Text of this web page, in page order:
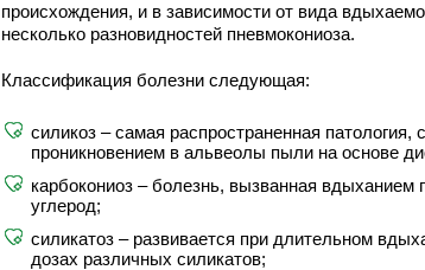
происхождения, и в зависимости от вида
несколько разновидностей пневмокониоза.
Классификация болезни следующая:
силикоз – самая распространенная патология,
проникновением в альвеолы пыли на основе
карбокониоз – болезнь, вызванная
углерод;
силикатоз – развивается при длительном
дозах различных силикатов;